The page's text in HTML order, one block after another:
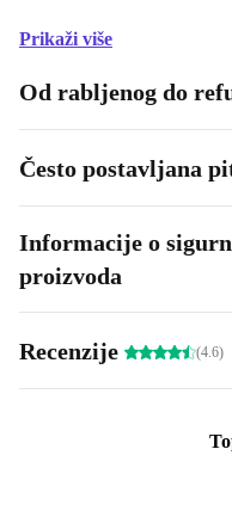
Prikaži više
Od rabljenog do
Često postavljana
Informacije o
proizvoda
Recenzije (4.6)